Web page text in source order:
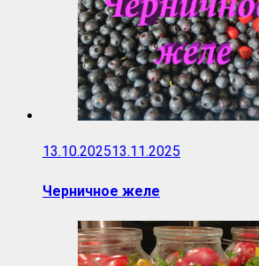
13.10.202513.11.2025
Черничное желе